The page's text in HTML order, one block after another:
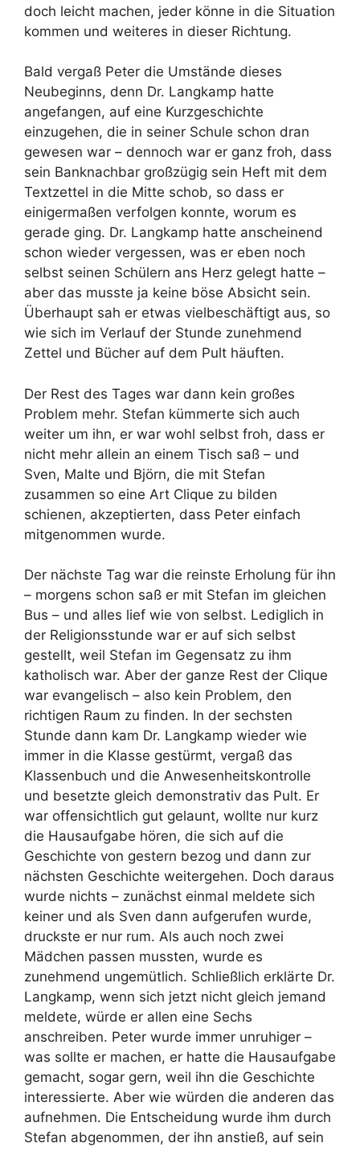
doch leicht machen, jeder könne in die Situation
kommen und weiteres in dieser Richtung.
Bald vergaß Peter die Umstände dieses
Neubeginns, denn Dr. Langkamp hatte
angefangen, auf eine Kurzgeschichte
einzugehen, die in seiner Schule schon dran
gewesen war – dennoch war er ganz froh, dass
sein Banknachbar großzügig sein Heft mit dem
Textzettel in die Mitte schob, so dass er
einigermaßen verfolgen konnte, worum es
gerade ging. Dr. Langkamp hatte anscheinend
schon wieder vergessen, was er eben noch
selbst seinen Schülern ans Herz gelegt hatte –
aber das musste ja keine böse Absicht sein.
Überhaupt sah er etwas vielbeschäftigt aus, so
wie sich im Verlauf der Stunde zunehmend
Zettel und Bücher auf dem Pult häuften.
Der Rest des Tages war dann kein großes
Problem mehr. Stefan kümmerte sich auch
weiter um ihn, er war wohl selbst froh, dass er
nicht mehr allein an einem Tisch saß – und
Sven, Malte und Björn, die mit Stefan
zusammen so eine Art Clique zu bilden
schienen, akzeptierten, dass Peter einfach
mitgenommen wurde.
Der nächste Tag war die reinste Erholung für ihn
– morgens schon saß er mit Stefan im gleichen
Bus – und alles lief wie von selbst. Lediglich in
der Religionsstunde war er auf sich selbst
gestellt, weil Stefan im Gegensatz zu ihm
katholisch war. Aber der ganze Rest der Clique
war evangelisch – also kein Problem, den
richtigen Raum zu finden. In der sechsten
Stunde dann kam Dr. Langkamp wieder wie
immer in die Klasse gestürmt, vergaß das
Klassenbuch und die Anwesenheitskontrolle
und besetzte gleich demonstrativ das Pult. Er
war offensichtlich gut gelaunt, wollte nur kurz
die Hausaufgabe hören, die sich auf die
Geschichte von gestern bezog und dann zur
nächsten Geschichte weitergehen. Doch daraus
wurde nichts – zunächst einmal meldete sich
keiner und als Sven dann aufgerufen wurde,
druckste er nur rum. Als auch noch zwei
Mädchen passen mussten, wurde es
zunehmend ungemütlich. Schließlich erklärte Dr.
Langkamp, wenn sich jetzt nicht gleich jemand
meldete, würde er allen eine Sechs
anschreiben. Peter wurde immer unruhiger –
was sollte er machen, er hatte die Hausaufgabe
gemacht, sogar gern, weil ihn die Geschichte
interessierte. Aber wie würden die anderen das
aufnehmen. Die Entscheidung wurde ihm durch
Stefan abgenommen, der ihn anstieß, auf sein